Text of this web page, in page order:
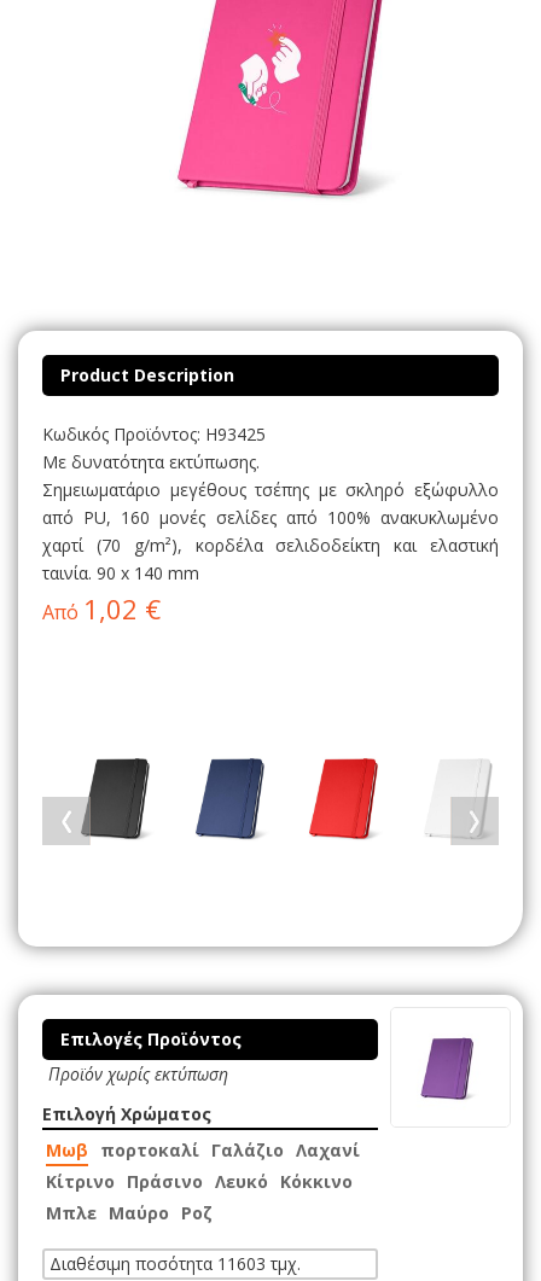
Product Description
Κωδικός Προϊόντος: H93425
Με δυνατότητα εκτύπωσης.
Σημειωματάριο μεγέθους τσέπης με σκληρό εξώφυλλο
από PU, 160 μονές σελίδες από 100% ανακυκλωμένο
χαρτί (70 g/m²), κορδέλα σελιδοδείκτη και ελαστική
ταινία. 90 x 140 mm
Από 1,02 €
Επιλογές Προϊόντος
Προϊόν χωρίς εκτύπωση
Επιλογή Χρώματος
Μωβ
πορτοκαλί Γαλάζιο Λαχανί
Κίτρινο
Πράσινο Λευκό
Κόκκινο
Μπλε Μαύρο Ροζ
Διαθέσιμη ποσότητα 11603 τμχ.